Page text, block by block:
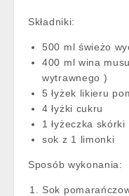
Składniki:
500 ml świeżo
400 ml wina
wytrawnego )
5 łyżek likieru
4 łyżki cukru
1 łyżeczka
sok z 1 limonki
Sposób wykonania:
Sok